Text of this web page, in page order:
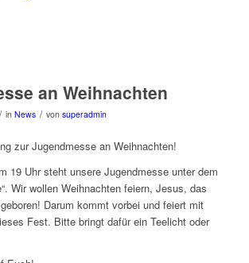
an Weihnachten
/ in News / von superadmin
zur Jugendmesse an Weihnachten!
19 Uhr steht unsere Jugendmesse unter dem
Wir wollen Weihnachten feiern, Jesus, das
Darum kommt vorbei und feiert mit
Fest. Bitte bringt dafür ein Teelicht oder